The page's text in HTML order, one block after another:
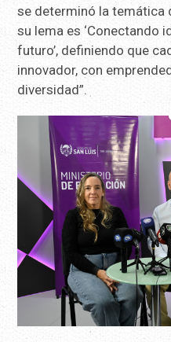
se determinó la temática
su lema es ‘Conectando
futuro’, definiendo que
innovador, con
diversidad”.